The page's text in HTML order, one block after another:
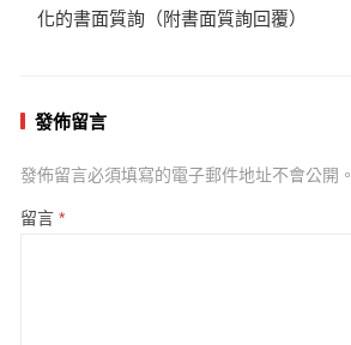
化的書面質詢（附書面質詢回覆）
發佈留言
發佈留言必須填寫的電子郵件地址不會公開。
留言 *